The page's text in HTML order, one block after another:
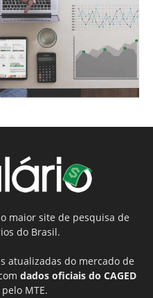
maior site de pesquisa de
do Brasil.
atualizadas do mercado de
dados oficiais do CAGED
MTE.